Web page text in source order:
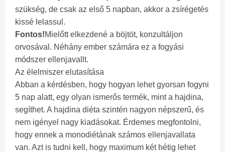
szükség, de csak az első 5 napban, akkor a zsírégetés
kissé lelassul.
Fontos!Mielőtt elkezdené a böjtöt, konzultáljon
orvosával. Néhány ember számára ez a fogyási
módszer ellenjavallt.
Az élelmiszer elutasítása
Abban a kérdésben, hogy hogyan lehet gyorsan fogyni
5 nap alatt, egy olyan ismerős termék, mint a hajdina,
segíthet. A hajdina diéta szintén nagyon népszerű, és
nem igényel nagy kiadásokat. Érdemes megfontolni,
hogy ennek a monodiétának számos ellenjavallata
van. Azt is tudni kell, hogy maximum két hétig lehet